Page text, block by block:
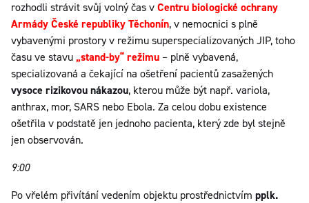
rozhodli strávit svůj volný čas vCentru biologické ochrany
Armády České republiky Těchonín, v nemocnici s plně
vybavenými prostory v režimu superspecializovaných JIP, toho
času ve stavu „stand-by“ režimu – plně vybavená,
specializovaná a čekající na ošetření pacientů zasažených
vysoce rizikovou nákazou, kterou může být např. variola,
anthrax, mor, SARS nebo Ebola. Za celou dobu existence
ošetřila v podstatě jen jednoho pacienta, který zde byl stejně
jen observován.
9:00
Po vřelém přivítání vedením objektu prostřednictvím pplk.